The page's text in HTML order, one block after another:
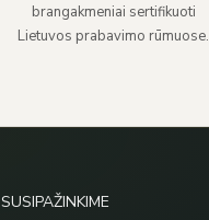
brangakmeniai sertifikuoti
Lietuvos prabavimo rūmuose.
SUSIPAŽINKIME